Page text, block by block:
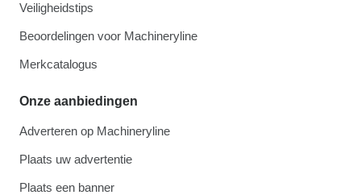
Veiligheidstips
Beoordelingen voor Machineryline
Merkcatalogus
Onze aanbiedingen
Adverteren op Machineryline
Plaats uw advertentie
Plaats een banner